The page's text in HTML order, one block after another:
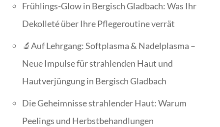
Frühlings-Glow in Bergisch Gladbach: Was Ihr
Dekolleté über Ihre Pflegeroutine verrät
🔬Auf Lehrgang: Softplasma & Nadelplasma –
Neue Impulse für strahlenden Haut und
Hautverjüngung in Bergisch Gladbach
Die Geheimnisse strahlender Haut: Warum
Peelings und Herbstbehandlungen